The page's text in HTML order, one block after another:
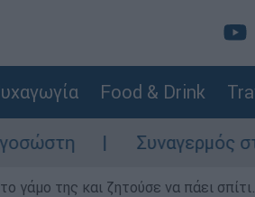
Food & Drink
Συναγερμός στην
γάμο της και ζητούσε να πάει